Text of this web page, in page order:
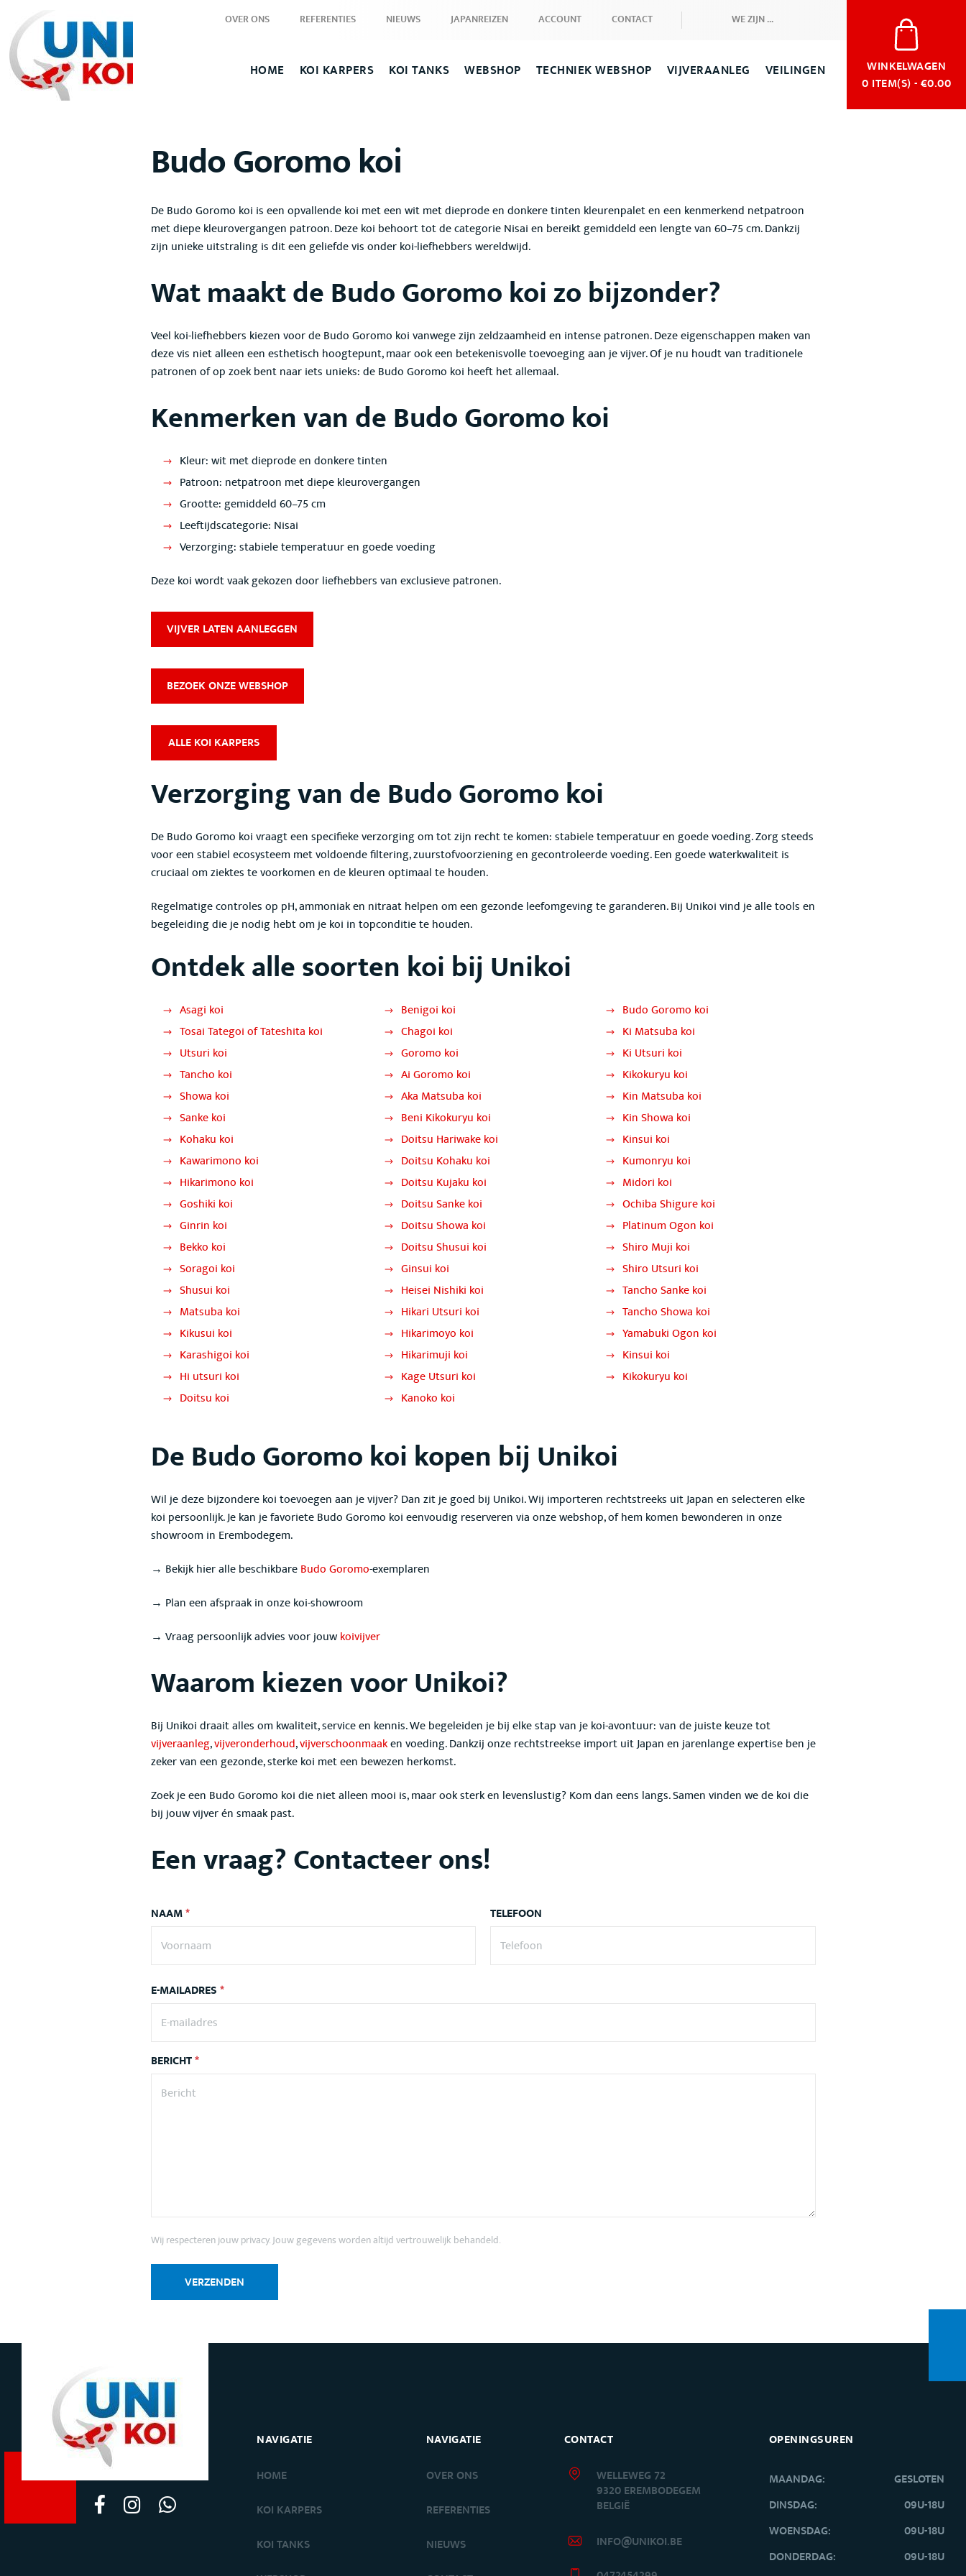
OVER ONS REFERENTIES NIEUWS JAPANREIZEN ACCOUNT CONTACT WE ZIJN ...
HOME KOI KARPERS KOI TANKS WEBSHOP TECHNIEK WEBSHOP VIJVERAANLEG VEILINGEN
WINKELWAGEN
0 ITEM(S) - €0.00
Budo Goromo koi
De Budo Goromo koi is een opvallende koi met een wit met dieprode en donkere tinten kleurenpalet en een kenmerkend netpatroon
met diepe kleurovergangen patroon. Deze koi behoort tot de categorie Nisaien bereikt gemiddeld een lengte van 60–75 cm. Dankzij
zijn unieke uitstraling is dit een geliefde vis onder koi-liefhebbers wereldwijd.
Wat maakt de Budo Goromo koizo bijzonder?
Veel koi-liefhebbers kiezen voor de Budo Goromo koivanwege zijn zeldzaamheid en intense patronen. Deze eigenschappen maken van
deze vis niet alleen een esthetisch hoogtepunt, maar ook een betekenisvolle toevoeging aan je vijver. Of je nu houdt van traditionele
patronen of op zoek bent naar iets unieks: de Budo Goromo koi heeft het allemaal.
Kenmerken van de Budo Goromo koi
Kleur: wit met dieprode en donkere tinten
Patroon: netpatroon met diepe kleurovergangen
Grootte: gemiddeld 60–75 cm
Leeftijdscategorie: Nisai
Verzorging: stabiele temperatuur en goede voeding
Deze koi wordt vaak gekozen door liefhebbers van exclusieve patronen.
VIJVER LATEN AANLEGGEN
BEZOEK ONZE WEBSHOP
ALLE KOI KARPERS
Verzorging van de Budo Goromo koi
De Budo Goromo koivraagt een specifieke verzorging om tot zijn recht te komen: stabiele temperatuur en goede voeding. Zorg steeds
voor een stabiel ecosysteem met voldoende filtering, zuurstofvoorziening en gecontroleerde voeding. Een goede waterkwaliteit is
cruciaal om ziektes te voorkomen en de kleuren optimaal te houden.
Regelmatige controles op pH, ammoniak en nitraat helpen om een gezonde leefomgeving te garanderen. Bij Unikoi vind je alle tools en
begeleiding die je nodig hebt om je koi in topconditie te houden.
Ontdek alle soorten koi bij Unikoi
Asagi koi
Tosai Tategoi of Tateshita koi
Utsuri koi
Tancho koi
Showa koi
Sanke koi
Kohaku koi
Kawarimono koi
Hikarimono koi
Goshiki koi
Ginrin koi
Bekko koi
Soragoi koi
Shusui koi
Matsuba koi
Kikusui koi
Karashigoi koi
Hi utsuri koi
Doitsu koi
Benigoi koi
Chagoi koi
Goromo koi
Ai Goromo koi
Aka Matsuba koi
Beni Kikokuryu koi
Doitsu Hariwake koi
Doitsu Kohaku koi
Doitsu Kujaku koi
Doitsu Sanke koi
Doitsu Showa koi
Doitsu Shusui koi
Ginsui koi
Heisei Nishiki koi
Hikari Utsuri koi
Hikarimoyo koi
Hikarimuji koi
Kage Utsuri koi
Kanoko koi
Budo Goromo koi
Ki Matsuba koi
Ki Utsuri koi
Kikokuryu koi
Kin Matsuba koi
Kin Showa koi
Kinsui koi
Kumonryu koi
Midori koi
Ochiba Shigure koi
Platinum Ogon koi
Shiro Muji koi
Shiro Utsuri koi
Tancho Sanke koi
Tancho Showa koi
Yamabuki Ogon koi
Kinsui koi
Kikokuryu koi
De Budo Goromo koikopen bij Unikoi
Wil je deze bijzondere koi toevoegen aan je vijver? Dan zit je goed bij Unikoi. Wij importeren rechtstreeks uit Japan en selecteren elke
koi persoonlijk. Je kan je favoriete Budo Goromo koieenvoudig reserveren via onze webshop, of hem komen bewonderen in onze
showroom in Erembodegem.
→ Bekijk hier alle beschikbareBudo Goromo-exemplaren
→ Plan een afspraak in onze koi-showroom
→ Vraag persoonlijk advies voor jouwkoivijver
Waarom kiezen voor Unikoi?
Bij Unikoi draait alles om kwaliteit, service en kennis. We begeleiden je bij elke stap van je koi-avontuur: van de juiste keuze tot
vijveraanleg,vijveronderhoud,vijverschoonmaaken voeding. Dankzij onze rechtstreekse import uit Japan en jarenlange expertise ben je
zeker van een gezonde, sterke koi met een bewezen herkomst.
Zoek je een Budo Goromo koi die niet alleen mooi is, maar ook sterk en levenslustig? Kom dan eens langs. Samen vinden we de koi die
bij jouw vijver én smaak past.
Een vraag? Contacteer ons!
NAAM* TELEFOON
E-MAILADRES*
BERICHT*
Wij respecteren jouw privacy. Jouw gegevens worden altijd vertrouwelijk behandeld.
VERZENDEN
NAVIGATIE
HOME
KOI KARPERS
KOI TANKS
NAVIGATIE
OVER ONS
REFERENTIES
NIEUWS
CONTACT
WELLEWEG 72
9320 EREMBODEGEM
BELGIË
INFO@UNIKOI.BE
OPENINGSUREN
MAANDAG:
GESLOTEN
DINSDAG:
09U-18U
WOENSDAG:
09U-18U
DONDERDAG:
09U-18U